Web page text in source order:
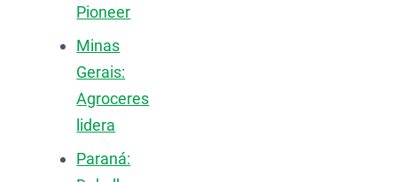
Pioneer
Minas
Gerais:
Agroceres
lidera
Paraná: